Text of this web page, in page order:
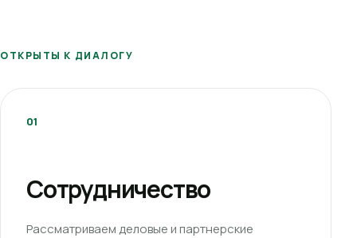
ОТКРЫТЫ К ДИАЛОГУ
01
Сотрудничество
Рассматриваем деловые и партнерские